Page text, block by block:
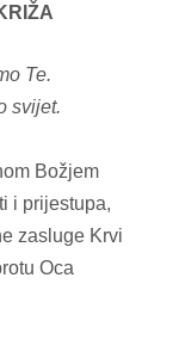
Te.
svijet.
Božjem
i prijestupa,
zasluge Krvi
Oca